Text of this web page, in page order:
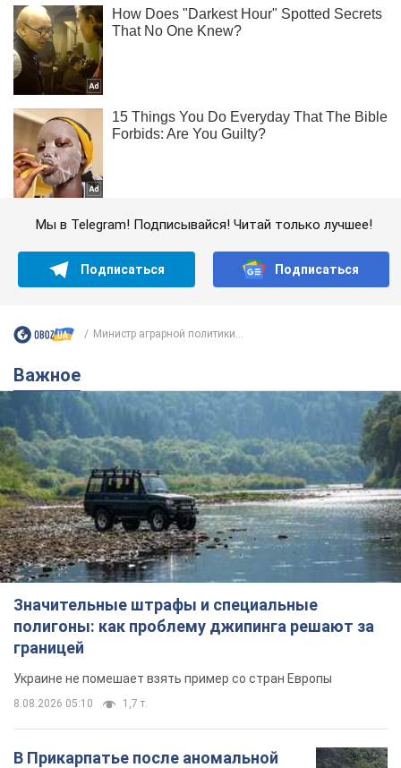
Мы в Telegram! Подписывайся! Читай только лучшее!
Подписаться Подписаться
Министр аграрной политики...
Важное
Значительные штрафы и специальные
полигоны: как проблему джипинга решают за
границей
Украине не помешает взять пример со стран Европы
8.08.2026 05:10 1,7 т.
В Прикарпатье после аномальной